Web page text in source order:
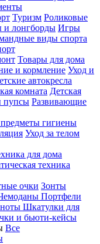
Туризм Роликовые
и лонгборды Игры
виды спорта
Товары для дома
и кормление Уход и
автокресла
комната Детская
пупсы Развивающие
гигиены
Уход за телом
для дома
техника
очки Зонты
Портфели
Шкатулки для
и бьюти-кейсы
Все